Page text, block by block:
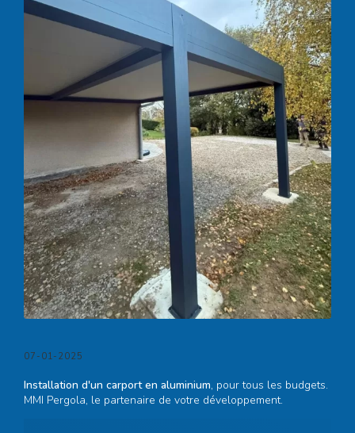
07-01-2025
Installation d'un carport en aluminium, pour tous les budgets.
MMI Pergola, le partenaire de votre développement.